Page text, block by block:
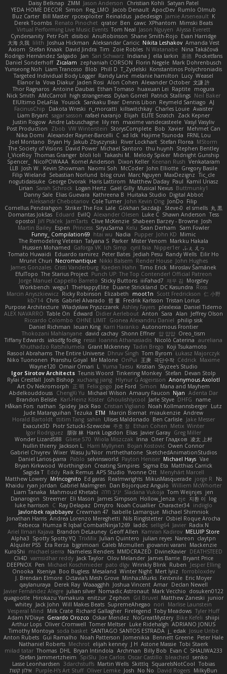
Daisy Belknap ZMM Jason Anderson Christian Kohli Satyan Patel
YEDA HOME DECOR Simon Reg_LMO Jacob Denault ApocDev Rumlo Olmub
Buz Carter Bill Master rpcexploiter Reinaldus jadedesign Jamie Arseneault K
Derek Toombs Renato Pinochet qrator Ben cawc XPhantom Mimski Beats
Virtual Performing Live Music Events Tom Neal Jason Nguyen Alyssa Everett
Cyndersanity Petr Fořt disiboi AnuRobinson Shane Smith-Rojo Evan Harridge
大海 久我 lilith Joshua Hickman Aleksandar Caricic Nikita Leshakov Amanda Vest
Axiom
Stefan Knaak David Jindra Tim Zoie Robles N Watanabe Nina Takáčová
Rodrigo Hernández Salgado
Jan Sari Schwarz Indiana J ella larkin 基德 Pocketfans
Daniel Sonderhoff Zicalam zephaniah CORSON Florin Negele Mark Dohrenbusch
Yunseong Noh Liam Trancoso Blob Phill D T_Zydelski Konstantinos Polychroniadis
Targeted Individual Body Logger Randy Lane melanie hamilton Lucy Weasel
Elanor la Vova Diakur Jaden Rosi Alon Cohen Alexander October 文謙 許
Thor Ragnaros Antoine Daubas Ethan Tomaso huaxuan Lei Raptite mogura
Nick Smith AMcCarroll high strangeness Dylan Gorrell Patrick Stallings Neil Baker
ElUltimo DeLaFila Yousick Sankaku Bear Dennis Libon Reymeld Santiago AJ
FacinusChip
Dakota Wreski n_morcatti killswitchkay Charles Louie Avaister
Liam Bryant sagar sasson rafael naranjo Elijah ELITE Scratch
Zack Kepner
Justin Rogow Andre Labuschagne lily ren maxime vandecasteele Vasyl Vasyliv
Post Production
Zbob VW Winterstein StorysComplete Bob Xavier Mehmet Can
Nika Domi Alexander Rayner-Barcelli C xd Idk Hajime Tsunoda
FRNL Lou
Joel Montano Bryan Hy Jakub Zbyszynski River Lockhart Stefan Florea MStorm
The Society of Visions David Power Michael Santoro thu huynh Stephen Bentley
I_ViceRoy Thomas Granger bloli loli Takashi M. Melody Spiker Midnight Gunship
Spencer_
NicoPOWAAA Kornel Anderson Dixon Keller Keenan Rush Venkataram
LLB Josh W. Kevin Showman Naomi Soh McCoder John Elliotte Gregory Basile
Filip Wieland
Sebastian Norlund blog cruvi Marc Nguyen MaxDezignz Tic_cle
nogutidaisuke George Dvorak Haris Lattirom Matthew Daday Paul Kamil Uriasz
Lirian Sarah Schrock Logan Hertz Gaël Gilly Musical Nexus Buttmunky1
Danny Sale Elias Guevara Kathreena B Huitaka Studio Digital Abbot
Aleksandr Chebotariov Cole Turner John Kevin Ong JonDo Filip
Cornellus Pendrahgon Striker The Fox Lale Gökhan Sazdağı Steve-0 el smells 丸 黒
Domantas Jokšas Eduard EvilQ Alexander Olesen Luke C Shawn Anderson Tess
opostol Jiří Ptáček JamTarts Clive McKenzie Shabeen Barzey - Browne Josh
Martin Bailey Espen Princess SiryuSama Kelu Sean Derham
Sam Fowler
Funny_ Compilation69 htai wu Nadia Pupper John KD Mimic
The Remodeling Veteran Talyana S Parker Mister Venom Markku Hakala
Hussien Mohamed Gaforga VK Ich Simp cyril faia Nipper1er ふぇ えっ
Tomato Huwaidi
Eduardo ramirez Peter Bates Jediah Pesu Randy Wells Eilir Ho
Mrunit Churi Necromantique Nikki Balsem Render House John Hughes
James Gonzales Cristi Vanderburg Kaeden Hahn Timo Erick Miroslav Šamánek
EfulTopo The Starius Project Punch UP: The Top Contender! Official Patreon
Jorge Manuel Cappello Barreto Sticky Buttons iiiFahad7 재우 김 Morgsley
Workbench wegu1 TheHappyElite Duane Strickland DC Kasundra Ross
Marcin Anyszkiewicz Ricky Robinson Elizabeth moot1n Scott Fredrickson 仁 小野
kb714 Chris Gabriel Alvarado 哲 董 Fredrik Karlsson Tristan Lorius
Purpose Architecture Władysław Pryszczarek Ashley Fayers plexlexia Daniel Tidemo
ALEX NAVARRO Table On Edward Didier Aerlebout Anton Sara Alan Jeffrey Olson
Riccardo Colombo OHNE LIMIT Gionea Alexandru Daniel philip sisk
Daniel Richman Ieuan King Karri Haranko Autonomous Frontier
Thokozani Mahlanyane david cachay Shonn Effner 얍 얍얍 Oreo_tism
Tiffany Edwards iaksdfg fodkg ressii Ioannis Athanasiadis Nicolò Caterina aureliana
Khuthadzo Ratshilumela Grant Mckenney Tadin Brego Koji Tsukamoto
Rasool Abrahams The Entire Universe Dhruv Singh Tom Byrom Łukasz Majorczyk
Niko Tuononen Pranshu Goyal Mr Malone OnPui 王庚 극단수작 Cédrick Maxime
Wayne120 Omair Omari L Yuma Taesu Kristian Skyzee's Studio
Igor Sirotov Architects Teunis Woord Tinkering Monkey Stefan Devan Stolp
Rylai Crestfall Josh Bishop xuchang jiang Hlynur G Asgeirsson Anonymous Axolotl
Art Ov Nekromorph
正 明 Felix gogo Joe Ford Simon
Mana and Mayhem
Abdelkouddouss ChengXi Yu Michael Wilson Amaury Faucon Njan Adenta Dar
Brandon Belisle Karl-Heinz Köster Ghoulishlycool Jarle Styve DHFG
name
Håkan Fors nathan Spidey Jack Rao Cristian Vigliano Noah Kollmannsberger Lutz
Jude Matanguihan Tezuka ETM Marcin Biernat miaukenzie Andrew
Horald Bartoldt ttitim Tang sahin Ulises Maldonado Ben Carlisle Jake Messer
Exacute3D Piotr Sztucki-Szewców 주호 정 Ethan Cohen Metix Winter
Igor Rodriguez
朋弥 林 Hank Logsdon Elias Javier Garay Greg Miller
Wonder Lizard588
Gliese 570 Wiola Miszczak Irina Олег Гладков 凌太 上村
hullin thierry Jackson L. Harri Myllynen Bojan Kostovic Owen Connor
Gabriel Chvyrev Wixer Wasu Ju'Nior mrthethatone SketchedAnimationStudios
Daniel Larios-parra
Pablo selvinsworld Payton Heniser Michael Hays Vae
Bryan Kirkwood Worthington Creating Simpires Sigma Eta Matthias Carrick
Sagida T Eddy Raik Remus APS Studio Yvonne Ott Menyhárt Marcell
Matthew Lowery MrIncognito Ed garas Realmwrights MikusMasquerade jorge R
Ns
Khaidu ryan jordan Gabriel Malmgren Dan Bojorquez Angulo Williem McWhorter
Liam Tanaka
Mahmoud Khetabi יניב חלה Sladana Vukoja Tom Weijnjes jen
Danarogon Streemer Eli Mason James Simpson Hollow_Jenza eje 지환 이 log
luke harrison
C Ray Delapaz Dmytro Noah Couallier Character34 indiiglo
Javlonbek rajabbayev Crewman 47 Isabelle Lamarque Michael Shimniok
Jonathan Harris Andrea Lorenzo Mereghetti Nils Ringlstetter Osbiel Roque Arocha
Rebecca Humza R Iqbal CombatNinja1269 laddc sellig64 Javier Radix N
Ariel Ilmari Kajava Brandon DeLauney Geoff Allen Kamran Kadirov MELUIP Store
Alpha3 Spotty Spotty YQ TrixMix Julian Quintero julian reyes Nareon claytpn
Alquiler PS5
Era Rerza bjgrimoari Caleb Mcmullen giovanni varani
Mackenzie
KuroShi
michael sierra Nameless Renders MMDCRAZED DivineXavier DEATHSTEED
Cli4D vamsidhar reddy Jack Taylor Olov Melander James Barrie Bryant Price
DEEPNOX Pen Michael Koschmieder pato dlgv Wrinkly Blink Ruben
Jesper Elling
Onooka
Kseniya Boo Bugless Mesaland Winter Night Mert İyiiz forrobloxdev
J. Brendan Elmore Octavia's Mesh Grove MinhazMurks Fxntxnile Eric Moyer
qaylanuraya
Derek Ray Waaagghh Joshua Vincent Amar Declan Newell
Javier Fernández Alegre julian silver Nomadic Astronaut Mark Vecchio dosuken0122
quagootle Hirokazu Yamakura enitzur Zephon Gil Bruvel Matthew Zaneski junior
whitey Jack John Will Makes Beats SupremeAhegao nori
Marlise Launstein
Vesperal Mind
Milk Crate Richard Gallagher Firelegend Toby Meadows Tyler Huff
Adam N'Diaye Gerardo Orozco Oskar Mendez NoGreatMystery Bike Kefeli shiipi
Arthur Lops Oliver Cromwell Tomer Meltser Luke Ridehalgh ADRIANO JONUS
Timothy Montoya soda basket SANTIAGO SANTOS ESTRADA j_ edak Josue Uribe
Anton Rubets Gui Ramalho Noah Patterson Jomenikia Bennett Greene Peter Hale
Nathaniel Roberts Mechrot elijah kenney J H Astone Massie Tobi Staerk
milad tatar Thomas DHL Bryan Intindola Archman Billy Bob Evan C SHALIWA233
Stefan Jammertzheim
SpiSlu Joe Carlos Oscar Castillo bleached senko
Lasse Leonhardsen 3darchstuffs Martin Wells Skittlq SquareIsNotCool Tobias
אילון קשת
Purple-H's Art Stuff Oliver Lemke Josh No No David Rogers MilkyBun